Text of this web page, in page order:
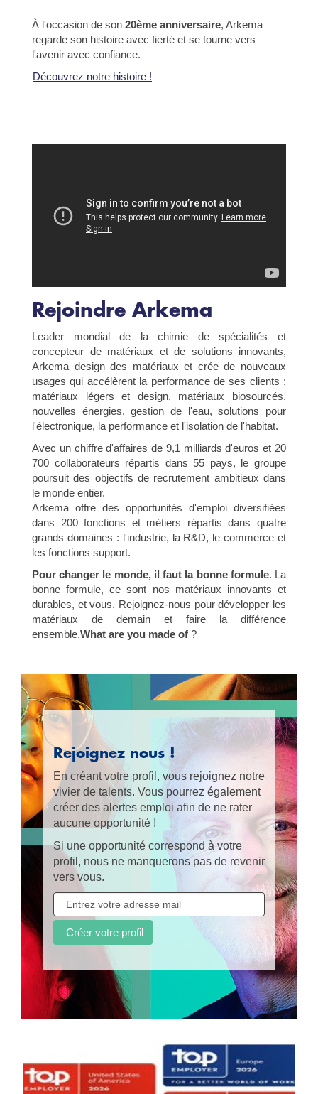
À l'occasion de son 20ème anniversaire, Arkema
regarde son histoire avec fierté et se tourne vers
l'avenir avec confiance.
Découvrez notre histoire !
Rejoindre Arkema
Leader mondial de la chimie de spécialités et
concepteur de matériaux et de solutions innovants,
Arkema design des matériaux et crée de nouveaux
usages qui accélèrent la performance de ses clients :
matériaux légers et design, matériaux biosourcés,
nouvelles énergies, gestion de l'eau, solutions pour
l'électronique, la performance et l'isolation de l'habitat.
Avec un chiffre d'affaires de 9,1 milliards d'euros et 20
700 collaborateurs répartis dans 55 pays, le groupe
poursuit des objectifs de recrutement ambitieux dans
le monde entier.
Arkema offre des opportunités d'emploi diversifiées
dans 200 fonctions et métiers répartis dans quatre
grands domaines : l'industrie, la R&D, le commerce et
les fonctions support.
Pour changer le monde, il faut la bonne formule. La
bonne formule, ce sont nos matériaux innovants et
durables, et vous. Rejoignez-nous pour développer les
matériaux de demain et faire la différence
ensemble.What are you made of ?
Rejoignez nous !
En créant votre profil, vous rejoignez notre
vivier de talents. Vous pourrez également
créer des alertes emploi afin de ne rater
aucune opportunité !
Si une opportunité correspond à votre
profil, nous ne manquerons pas de revenir
vers vous.